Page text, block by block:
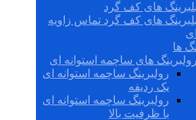
بلبرینگ های کف گرد
بلبرینگ های کف گرد تماس زاویه
ای
ها
رولبرینگ های ساچمه استوانه ای
رولبرینگ ساچمه استوانه ای
یک ردیفه
رولبرینگ ساچمه استوانه ای
با ظرفیت بالا